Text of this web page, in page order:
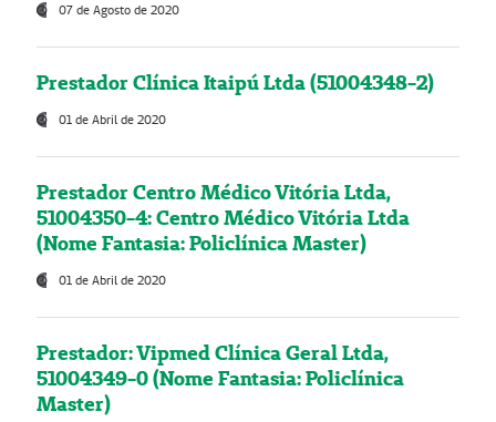
07 de Agosto de 2020
Prestador Clínica Itaipú Ltda (51004348-2)
01 de Abril de 2020
Prestador Centro Médico Vitória Ltda,
51004350-4: Centro Médico Vitória Ltda
(Nome Fantasia: Policlínica Master)
01 de Abril de 2020
Prestador: Vipmed Clínica Geral Ltda,
51004349-0 (Nome Fantasia: Policlínica
Master)